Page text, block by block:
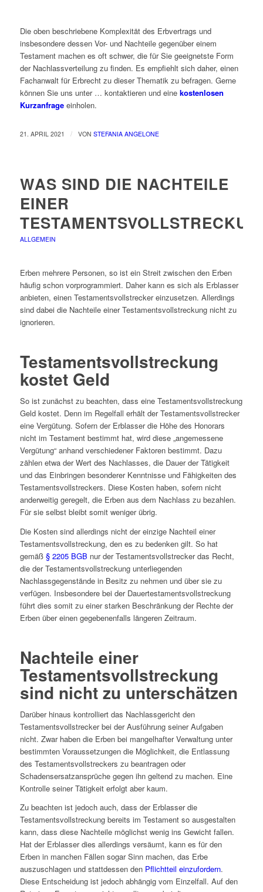
Die oben beschriebene Komplexität des Erbvertrags und
insbesondere dessen Vor- und Nachteile gegenüber einem
Testament machen es oft schwer, die für Sie geeignetste Form
der Nachlassverteilung zu finden. Es empfiehlt sich daher, einen
Fachanwalt für Erbrecht zu dieser Thematik zu befragen. Gerne
können Sie uns unter … kontaktieren und eine kostenlosen
Kurzanfrageeinholen.
21. APRIL 2021 / VON STEFANIA ANGELONE
WAS SIND DIE NACHTEILE
EINER
ALLGEMEIN
Erben mehrere Personen, so ist ein Streit zwischen den Erben
häufig schon vorprogrammiert. Daher kann es sich als Erblasser
anbieten, einen Testamentsvollstrecker einzusetzen. Allerdings
sind dabei die Nachteile einer Testamentsvollstreckung nicht zu
ignorieren.
Testamentsvollstreckung
kostet Geld
So ist zunächst zu beachten, dass eine Testamentsvollstreckung
Geld kostet. Denn im Regelfall erhält der Testamentsvollstrecker
eine Vergütung. Sofern der Erblasser die Höhe des Honorars
nicht im Testament bestimmt hat, wird diese „angemessene
Vergütung“ anhand verschiedener Faktoren bestimmt. Dazu
zählen etwa der Wert des Nachlasses, die Dauer der Tätigkeit
und das Einbringen besonderer Kenntnisse und Fähigkeiten des
Testamentsvollstreckers. Diese Kosten haben, sofern nicht
anderweitig geregelt, die Erben aus dem Nachlass zu bezahlen.
Für sie selbst bleibt somit weniger übrig.
Die Kosten sind allerdings nicht der einzige Nachteil einer
Testamentsvollstreckung, den es zu bedenken gilt. So hat
gemäß § 2205 BGB nur der Testamentsvollstrecker das Recht,
die der Testamentsvollstreckung unterliegenden
Nachlassgegenstände in Besitz zu nehmen und über sie zu
verfügen. Insbesondere bei der Dauertestamentsvollstreckung
führt dies somit zu einer starken Beschränkung der Rechte der
Erben über einen gegebenenfalls längeren Zeitraum.
Nachteile einer
Testamentsvollstreckung
sind nicht zu unterschätzen
Darüber hinaus kontrolliert das Nachlassgericht den
Testamentsvollstrecker bei der Ausführung seiner Aufgaben
nicht. Zwar haben die Erben bei mangelhafter Verwaltung unter
bestimmten Voraussetzungen die Möglichkeit, die Entlassung
des Testamentsvollstreckers zu beantragen oder
Schadensersatzansprüche gegen ihn geltend zu machen. Eine
Kontrolle seiner Tätigkeit erfolgt aber kaum.
Zu beachten ist jedoch auch, dass der Erblasser die
Testamentsvollstreckung bereits im Testament so ausgestalten
kann, dass diese Nachteile möglichst wenig ins Gewicht fallen.
Hat der Erblasser dies allerdings versäumt, kann es für den
Erben in manchen Fällen sogar Sinn machen, das Erbe
auszuschlagen und stattdessen den Pflichtteil einzufordern.
Diese Entscheidung ist jedoch abhängig vom Einzelfall. Auf den